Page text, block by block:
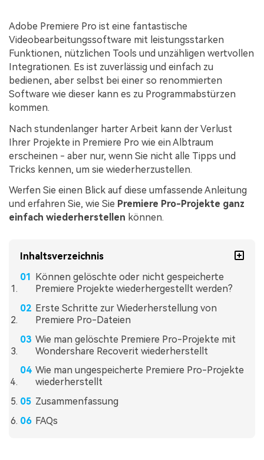
Adobe Premiere Pro ist eine fantastische
Videobearbeitungssoftware mit leistungsstarken
Funktionen, nützlichen Tools und unzähligen wertvollen
Integrationen. Es ist zuverlässig und einfach zu
bedienen, aber selbst bei einer so renommierten
Software wie dieser kann es zu Programmabstürzen
kommen.
Nach stundenlanger harter Arbeit kann der Verlust
Ihrer Projekte in Premiere Pro wie ein Albtraum
erscheinen - aber nur, wenn Sie nicht alle Tipps und
Tricks kennen, um sie wiederherzustellen.
Werfen Sie einen Blick auf diese umfassende Anleitung
und erfahren Sie, wie Sie Premiere Pro-Projekte ganz
einfach wiederherstellen können.
Inhaltsverzeichnis
Können gelöschte oder nicht gespeicherte
Premiere Projekte wiederhergestellt werden?
Erste Schritte zur Wiederherstellung von
Premiere Pro-Dateien
Wie man gelöschte Premiere Pro-Projekte mit
Wondershare Recoverit wiederherstellt
Wie man ungespeicherte Premiere Pro-Projekte
wiederherstellt
Zusammenfassung
FAQs